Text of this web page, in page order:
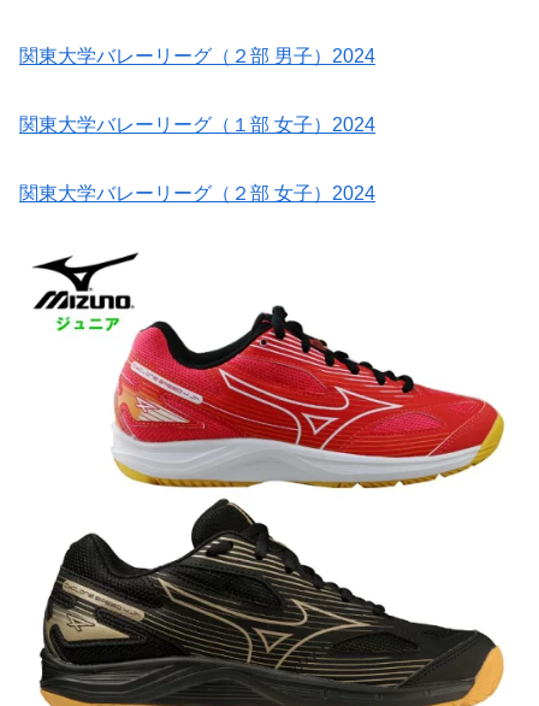
関東大学バレーリーグ（２部 男子）2024
関東大学バレーリーグ（１部 女子）2024
関東大学バレーリーグ（２部 女子）2024